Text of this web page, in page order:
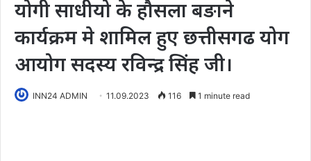
योगी साधीयो के हौसला बङाने
कार्यक्रम मे शामिल हुए छत्तीसगढ योग
आयोग सदस्य रविन्द्र सिंह जी।
INN24 ADMIN 11.09.2023 116 1 minute read